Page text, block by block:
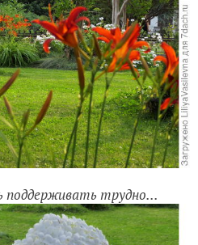
поддерживать трудно...